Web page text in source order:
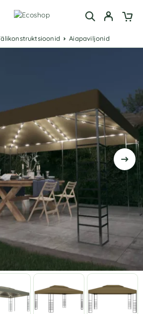
Välikonstruktsioonid Aiapaviljonid